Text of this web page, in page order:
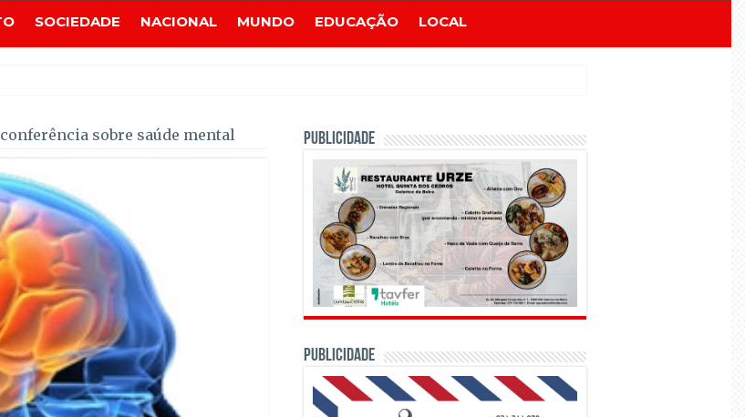
SOCIEDADE NACIONAL MUNDO EDUCAÇÃO LOCAL
utilidade públic
sobre saúde mental PUBLICIDADE
PUBLICIDADE